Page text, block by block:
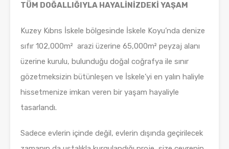
TÜM DOĞALLIĞIYLA HAYALİNİZDEKİ YAŞAM
Kuzey Kıbrıs İskele bölgesinde İskele Koyu’nda denize
sıfır 102,000m² arazi üzerine 65,000m² peyzaj alanı
üzerine kurulu, bulunduğu doğal coğrafya ile sınır
gözetmeksizin bütünleşen ve İskele’yi en yalın haliyle
hissetmenize imkan veren bir yaşam hayaliyle
tasarlandı.
Sadece evlerin içinde değil, evlerin dışında geçirilecek